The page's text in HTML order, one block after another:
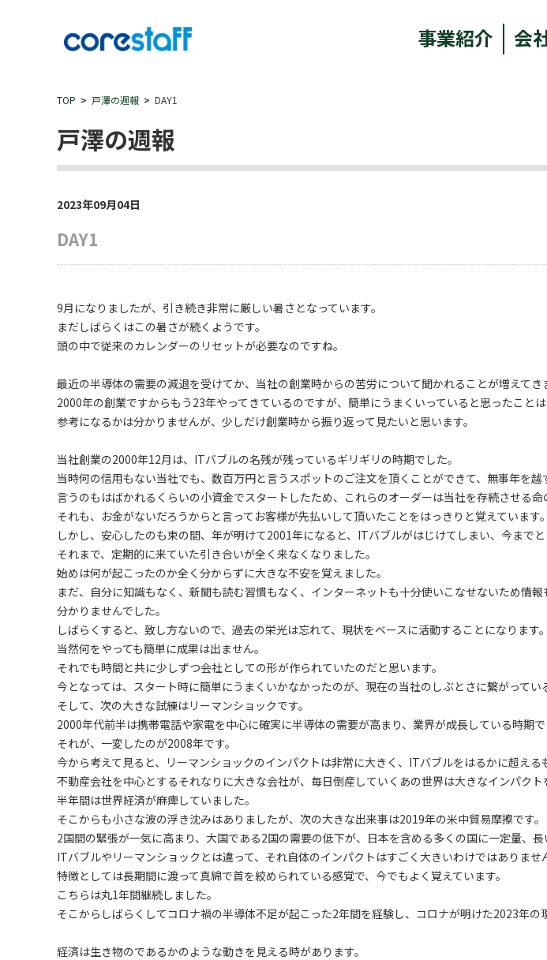
事業紹介 会
TOP 戸澤の週報 DAY1
戸澤の週報
2023年09月04日
DAY1
9月になりましたが、引き続き非常に厳しい暑さとなっています。
まだしばらくはこの暑さが続くようです。
頭の中で従来のカレンダーのリセットが必要なのですね。
最近の半導体の需要の減退を受けてか、当社の創業時からの苦労について聞かれることが増えてき
2000年の創業ですからもう23年やってきているのですが、簡単にうまくいっていると思ったことは
参考になるかは分かりませんが、少しだけ創業時から振り返って見たいと思います。
当社創業の2000年12月は、ITバブルの名残が残っているギリギリの時期でした。
当時何の信用もない当社でも、数百万円と言うスポットのご注文を頂くことができて、無事年を越
言うのもはばかれるくらいの小資金でスタートしたため、これらのオーダーは当社を存続させる命
それも、お金がないだろうからと言ってお客様が先払いして頂いたことをはっきりと覚えています。
しかし、安心したのも束の間、年が明けて2001年になると、ITバブルがはじけてしまい、今までと
それまで、定期的に来ていた引き合いが全く来なくなりました。
始めは何が起こったのか全く分からずに大きな不安を覚えました。
まだ、自分に知識もなく、新聞も読む習慣もなく、インターネットも十分使いこなせないため情
分かりませんでした。
しばらくすると、致し方ないので、過去の栄光は忘れて、現状をベースに活動することになります。
当然何をやっても簡単に成果は出ません。
それでも時間と共に少しずつ会社としての形が作られていたのだと思います。
今となっては、スタート時に簡単にうまくいかなかったのが、現在の当社のしぶとさに繋がってい
そして、次の大きな試練はリーマンショックです。
2000年代前半は携帯電話や家電を中心に確実に半導体の需要が高まり、業界が成長している時期で
それが、一変したのが2008年です。
今から考えて見ると、リーマンショックのインパクトは非常に大きく、ITバブルをはるかに超える
不動産会社を中心とするそれなりに大きな会社が、毎日倒産していくあの世界は大きなインパクト
半年間は世界経済が麻痺していました。
そこからも小さな波の浮き沈みはありましたが、次の大きな出来事は2019年の米中貿易摩擦です。
2国間の緊張が一気に高まり、大国である2国の需要の低下が、日本を含める多くの国に一定量、長
ITバブルやリーマンショックとは違って、それ自体のインパクトはすごく大きいわけではありませ
特徴としては長期間に渡って真綿で首を絞められている感覚で、今でもよく覚えています。
こちらは丸1年間継続しました。
そこからしばらくしてコロナ禍の半導体不足が起こった2年間を経験し、コロナが明けた2023年の
経済は生き物のであるかのような動きを見える時があります。